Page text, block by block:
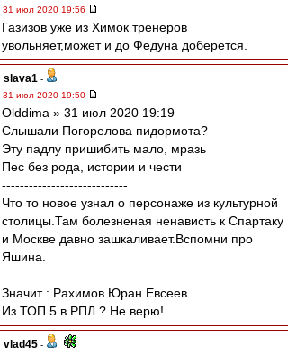
31 июл 2020 19:56
Газизов уже из Химок тренеров
увольняет,может и до Федуна доберется.
slava1 -
31 июл 2020 19:50
Olddima » 31 июл 2020 19:19
Слышали Погорелова пидормота?
Эту падлу пришибить мало, мразь
Пес без рода, истории и чести
----------------------------
Что то новое узнал о персонаже из культурной
столицы.Там болезненая ненависть к Спартаку
и Москве давно зашкаливает.Вспомни про
Яшина.
Значит : Рахимов Юран Евсеев...
Из ТОП 5 в РПЛ ? Не верю!
vlad45 -